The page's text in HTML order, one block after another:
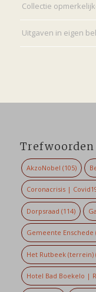
Collectie
Uitgaven in eigen
Trefwoorden
AkzoNobel (105)
Coronacrisis |
Dorpsraad (114)
Gemeente Enschede
Het Rutbeek (terrein)
Hotel Bad Boekelo |